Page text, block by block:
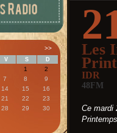
>>
V S D
1
2
7 8
9
14 15
16
21 22
23
28 29
30
Les
IDR
48FM
Ce mardi